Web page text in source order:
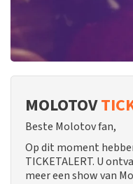
MOLOTOV
Beste Molotov fan,
Op dit moment
TICKETALERT. U
meer een show van